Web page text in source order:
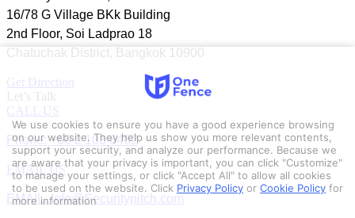
16/78 G Village BKk Building
2nd Floor, Soi Ladprao 18
Chatuchak District, Bangkok 10900
Get Direction
Let’s Talk
CALL US
Phone: +66 2 103 6462
EMAIL US
EMAIL: Info@Securitypitch.com
We use cookies to ensure you have a good experience browsing
on our website. They help us show you more relevant contents,
support your security, and analyze our performance. Because we
are aware that your privacy is important, you can click "Customize"
to manage your settings, or click "Accept All" to allow all cookies
to be used on the website. Click Privacy Policy or Cookie Policy for
more information